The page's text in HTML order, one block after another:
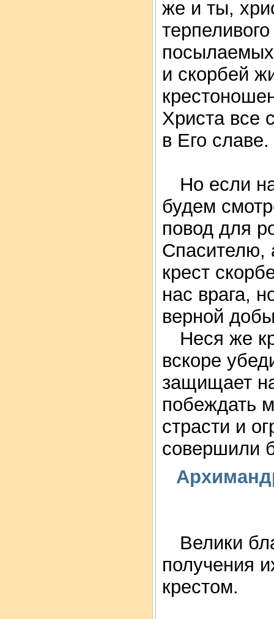
же и ты,
посылаемых
и скорбей
Христа все
в Его славе.
Но если
будем
повод для
Спасителю,
крест
нас врага,
верной
Неся же
вскоре
защищает
побеждать
страсти и
совершили
Велики
получения
крестом.